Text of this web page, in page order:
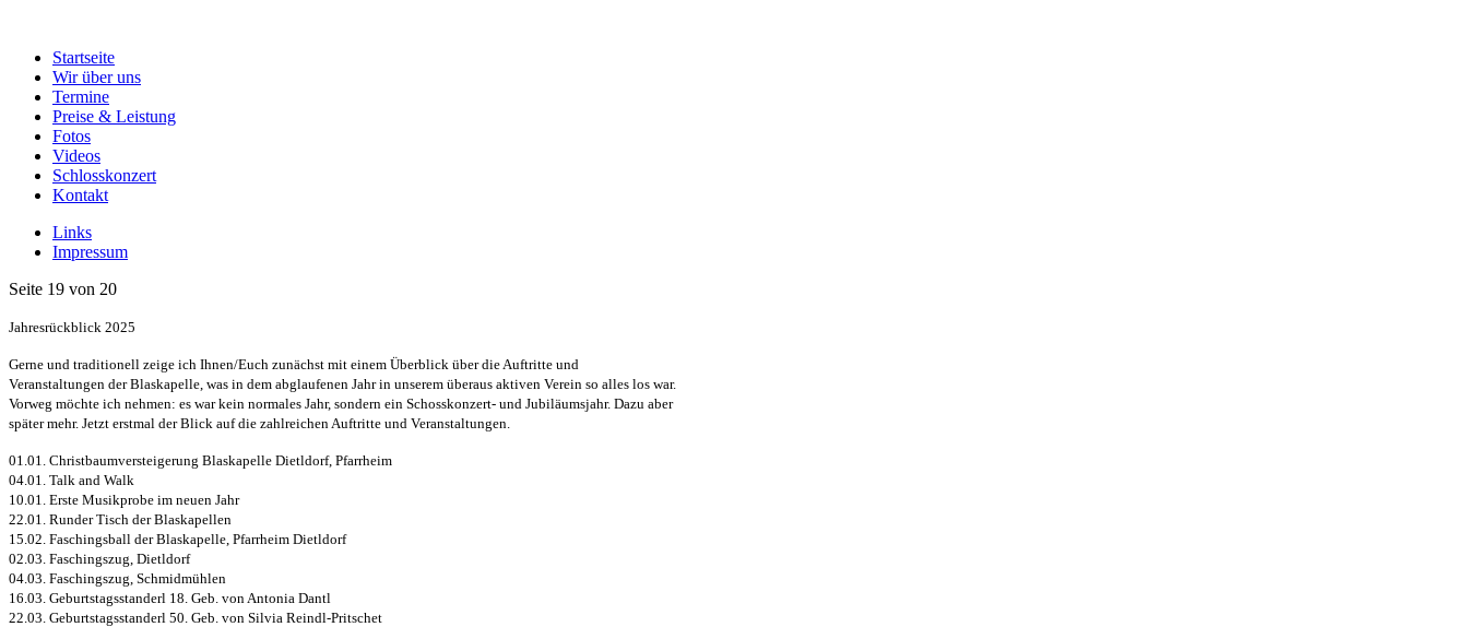
Startseite
Wir über uns
Termine
Preise & Leistung
Fotos
Videos
Schlosskonzert
Kontakt
Links
Impressum
Seite 19 von 20
Jahresrückblick 2025
Gerne und traditionell zeige ich Ihnen/Euch zunächst mit einem Überblick über die Auftritte und
Veranstaltungen der Blaskapelle, was in dem abglaufenen Jahr in unserem überaus aktiven Verein so alles los war.
Vorweg möchte ich nehmen: es war kein normales Jahr, sondern ein Schosskonzert- und Jubiläumsjahr. Dazu aber
später mehr. Jetzt erstmal der Blick auf die zahlreichen Auftritte und Veranstaltungen.
01.01. Christbaumversteigerung Blaskapelle Dietldorf, Pfarrheim
04.01. Talk and Walk
10.01. Erste Musikprobe im neuen Jahr
22.01. Runder Tisch der Blaskapellen
15.02. Faschingsball der Blaskapelle, Pfarrheim Dietldorf
02.03. Faschingszug, Dietldorf
04.03. Faschingszug, Schmidmühlen
16.03. Geburtstagsstanderl 18. Geb. von Antonia Dantl
22.03. Geburtstagsstanderl 50. Geb. von Silvia Reindl-Pritschet